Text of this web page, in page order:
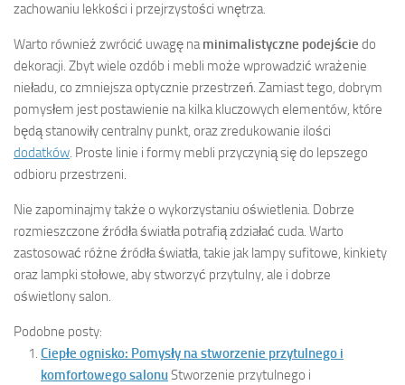
zachowaniu lekkości i przejrzystości wnętrza.
Warto również zwrócić uwagę naminimalistyczne podejście do
dekoracji. Zbyt wiele ozdób i mebli może wprowadzić wrażenie
nieładu, co zmniejsza optycznie przestrzeń. Zamiast tego, dobrym
pomysłem jest postawienie na kilka kluczowych elementów, które
będą stanowiły centralny punkt, oraz zredukowanie ilości
dodatków. Proste linie i formy mebli przyczynią się do lepszego
odbioru przestrzeni.
Nie zapominajmy także o wykorzystaniu oświetlenia. Dobrze
rozmieszczone źródła światła potrafią zdziałać cuda. Warto
zastosować różne źródła światła, takie jak lampy sufitowe, kinkiety
oraz lampki stołowe, aby stworzyć przytulny, ale i dobrze
oświetlony salon.
Podobne posty:
Ciepłe ognisko: Pomysły na stworzenie przytulnego i
komfortowego salonuStworzenie przytulnego i